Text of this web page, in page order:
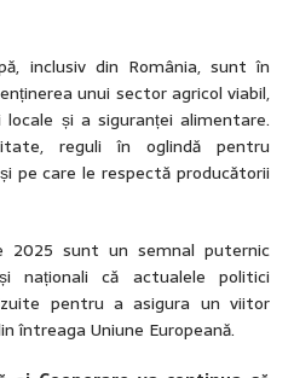
inclusiv din România, sunt în
unui sector agricol viabil,
și a siguranței alimentare.
reguli în oglindă pentru
pe care le respectă producătorii
2025 sunt un semnal puternic
naționali că actualele politici
pentru a asigura un viitor
întreaga Uniune Europeană.